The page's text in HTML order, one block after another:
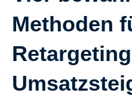
Methoden